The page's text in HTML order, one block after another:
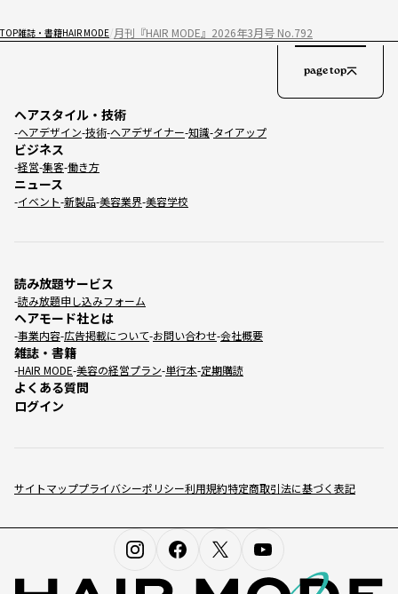
TOP雑誌・書籍HAIR MODE 月刊『HAIR MODE』2026年3月号 No.792
サイトマッププライバシーポリシー利用規約特定商取引法に基づく表記
ヘアスタイル・技術
ヘアデザイン 技術 ヘアデザイナー 知識 タイアップ
ビジネス
経営 集客 働き方
ニュース
イベント 新製品 美容業界 美容学校
読み放題サービス
読み放題申し込みフォーム
ヘアモード社とは
事業内容 広告掲載について お問い合わせ 会社概要
雑誌・書籍
HAIR MODE 美容の経営プラン 単行本 定期購読
よくある質問
ログイン
page top